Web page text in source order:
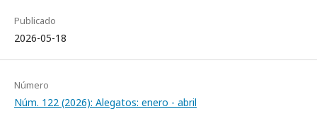
Publicado
2026-05-18
Número
Núm. 122 (2026): Alegatos: enero - abril